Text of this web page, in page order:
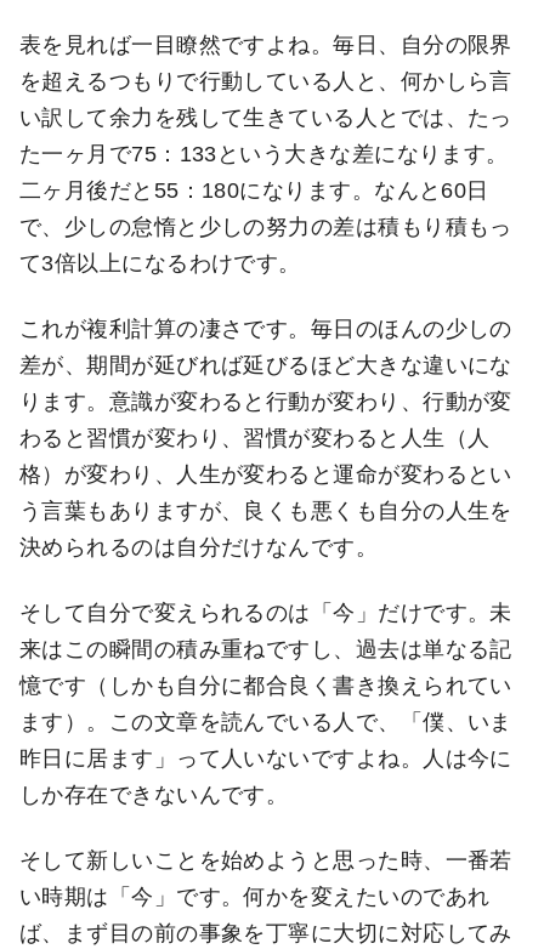
表を見れば一目瞭然ですよね。毎日、自分の限界
を超えるつもりで行動している人と、何かしら言
い訳して余力を残して生きている人とでは、たっ
た一ヶ月で75：133という大きな差になります。
二ヶ月後だと55：180になります。なんと60日
で、少しの怠惰と少しの努力の差は積もり積もっ
て3倍以上になるわけです。
これが複利計算の凄さです。毎日のほんの少しの
差が、期間が延びれば延びるほど大きな違いにな
ります。意識が変わると行動が変わり、行動が変
わると習慣が変わり、習慣が変わると人生（人
格）が変わり、人生が変わると運命が変わるとい
う言葉もありますが、良くも悪くも自分の人生を
決められるのは自分だけなんです。
そして自分で変えられるのは「今」だけです。未
来はこの瞬間の積み重ねですし、過去は単なる記
憶です（しかも自分に都合良く書き換えられてい
ます）。この文章を読んでいる人で、「僕、いま
昨日に居ます」って人いないですよね。人は今に
しか存在できないんです。
そして新しいことを始めようと思った時、一番若
い時期は「今」です。何かを変えたいのであれ
ば、まず目の前の事象を丁寧に大切に対応してみ